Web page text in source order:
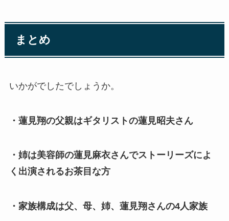
まとめ
いかがでしたでしょうか。
・蓮見翔の父親はギタリストの蓮見昭夫さん
・姉は美容師の蓮見麻衣さんでストーリーズによ
く出演されるお茶目な方
・家族構成は父、母、姉、蓮見翔さんの4人家族